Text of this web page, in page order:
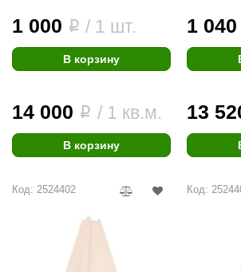
1 000 i / 1 шт.
В корзину
14 000 i / 1 кв.м.
В корзину
1 040
13
Код: 2524402 Код: